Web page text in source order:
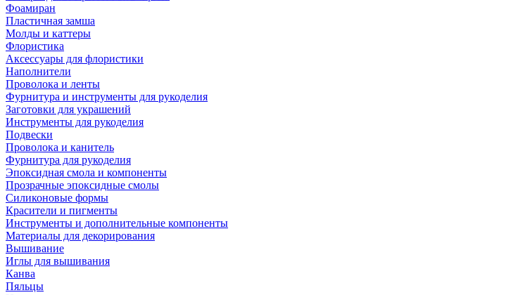
Фоамиран
Пластичная замша
Молды и каттеры
Флористика
Аксессуары для флористики
Наполнители
Проволока и ленты
Фурнитура и инструменты для рукоделия
Заготовки для украшений
Инструменты для рукоделия
Подвески
Проволока и канитель
Фурнитура для рукоделия
Эпоксидная смола и компоненты
Прозрачные эпоксидные смолы
Силиконовые формы
Красители и пигменты
Инструменты и дополнительные компоненты
Материалы для декорирования
Вышивание
Иглы для вышивания
Канва
Пяльцы